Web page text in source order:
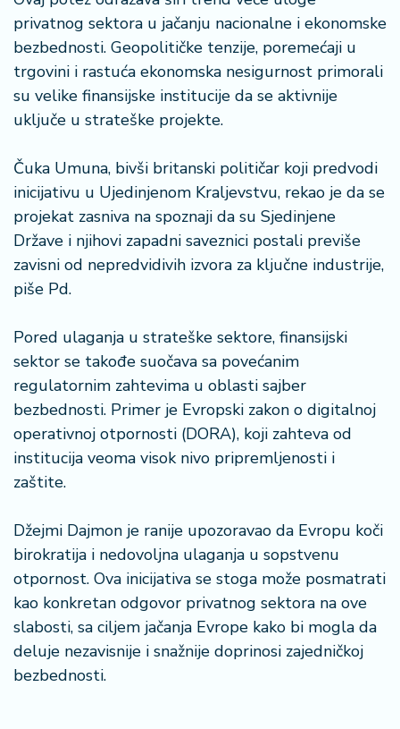
privatnog sektora u jačanju nacionalne i ekonomske
bezbednosti. Geopolitičke tenzije, poremećaji u
trgovini i rastuća ekonomska nesigurnost primorali
su velike finansijske institucije da se aktivnije
uključe u strateške projekte.
Čuka Umuna, bivši britanski političar koji predvodi
inicijativu u Ujedinjenom Kraljevstvu, rekao je da se
projekat zasniva na spoznaji da su Sjedinjene
Države i njihovi zapadni saveznici postali previše
zavisni od nepredvidivih izvora za ključne industrije,
piše Pd.
Pored ulaganja u strateške sektore, finansijski
sektor se takođe suočava sa povećanim
regulatornim zahtevima u oblasti sajber
bezbednosti. Primer je Evropski zakon o digitalnoj
operativnoj otpornosti (DORA), koji zahteva od
institucija veoma visok nivo pripremljenosti i
zaštite.
Džejmi Dajmon je ranije upozoravao da Evropu koči
birokratija i nedovoljna ulaganja u sopstvenu
otpornost. Ova inicijativa se stoga može posmatrati
kao konkretan odgovor privatnog sektora na ove
slabosti, sa ciljem jačanja Evrope kako bi mogla da
deluje nezavisnije i snažnije doprinosi zajedničkoj
bezbednosti.